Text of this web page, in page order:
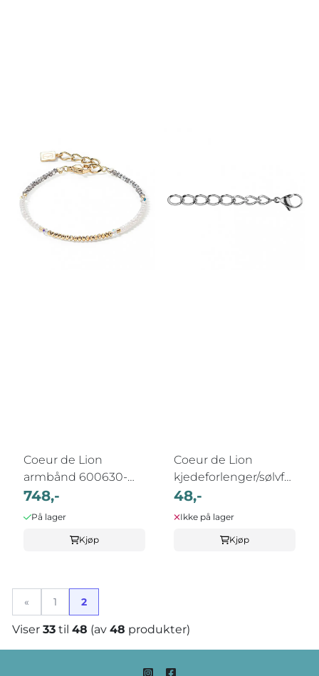
Coeur de Lion
armbånd 600630-
1816
748,-
På lager
Kjøp
Coeur de Lion
kjedeforlenger/sølvfarget
...
48,-
Ikke på lager
Kjøp
« 1 2
Viser 33til 48 (av 48 produkter)